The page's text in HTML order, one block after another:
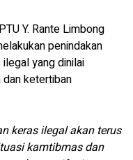
Y. Rante Limbong
penindakan
yang dinilai
ketertiban
keras ilegal akan terus
kamtibmas dan